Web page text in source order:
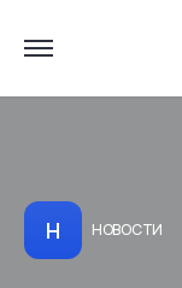
Н НОВОСТИ